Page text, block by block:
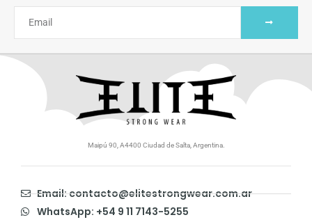
Maipú 90, A4400 Ciudad de Salta, Argentina.
Email: contacto@elitestrongwear.com.ar
WhatsApp: +54 9 11 7143-5255